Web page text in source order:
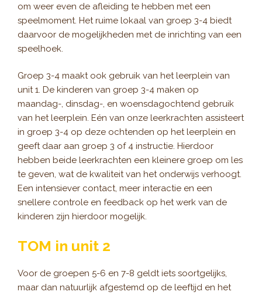
om weer even de afleiding te hebben met een
speelmoment. Het ruime lokaal van groep 3-4 biedt
daarvoor de mogelijkheden met de inrichting van een
speelhoek.
Groep 3-4 maakt ook gebruik van het leerplein van
unit 1. De kinderen van groep 3-4 maken op
maandag-, dinsdag-, en woensdagochtend gebruik
van het leerplein. Eén van onze leerkrachten assisteert
in groep 3-4 op deze ochtenden op het leerplein en
geeft daar aan groep 3 of 4 instructie. Hierdoor
hebben beide leerkrachten een kleinere groep om les
te geven, wat de kwaliteit van het onderwijs verhoogt.
Een intensiever contact, meer interactie en een
snellere controle en feedback op het werk van de
kinderen zijn hierdoor mogelijk.
TOM in unit 2
Voor de groepen 5-6 en 7-8 geldt iets soortgelijks,
maar dan natuurlijk afgestemd op de leeftijd en het